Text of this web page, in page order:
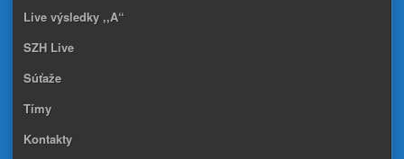
Live výsledky ,,A“
SZH Live
Súťaže
Tímy
Kontakty